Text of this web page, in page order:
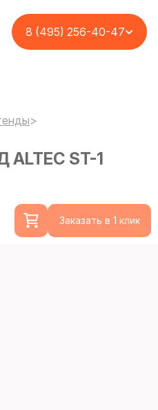
8 (495) 256-40-47
>
ST-1
Заказать в 1 клик